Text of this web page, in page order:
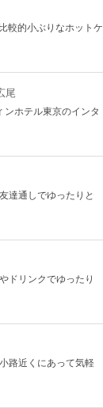
較的小ぶりなホットケ
尾
ホテル東京のインタ
達通しでゆったりと
ドリンクでゆったり
路近くにあって気軽